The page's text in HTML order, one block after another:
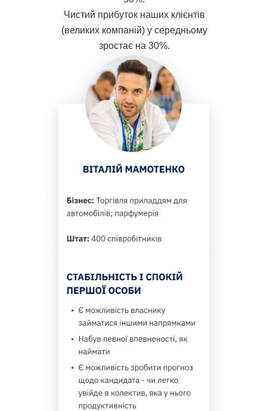
Чистий прибуток наших клієнтів
(великих компаній) у середньому
зростає на 30%.